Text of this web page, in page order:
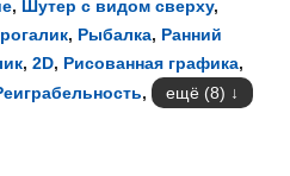
, Шутер с видом сверху,
, Рыбалка, Ранний
, 2D, Рисованная графика,
, ещё (8)